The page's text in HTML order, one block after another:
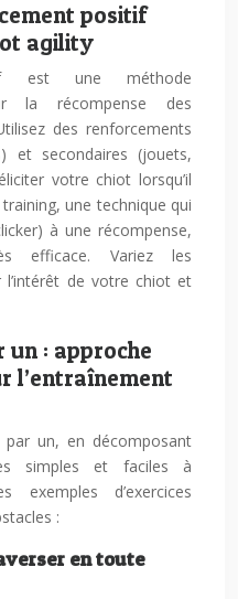
positif
agility
est une méthode
la récompense des
des renforcements
et secondaires (jouets,
votre chiot lorsqu’il
une technique qui
à une récompense,
efficace. Variez les
l’intérêt de votre chiot et
un : approche
l’entraînement
un, en décomposant
simples et faciles à
exemples d’exercices
:
en toute